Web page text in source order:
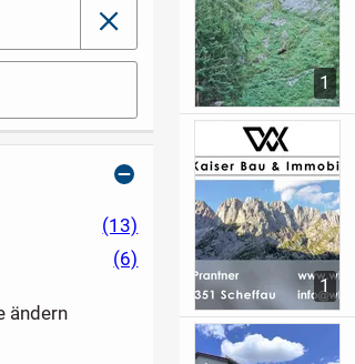
schließen
1
1
(13)
(6)
ändern